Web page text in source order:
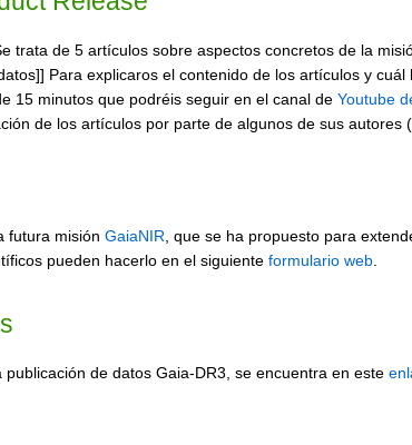
trata de 5 artículos sobre aspectos concretos de la
Para explicaros el contenido de los artículos y
15 minutos que podréis seguir en el canal de Youtube
de los artículos por parte de algunos de sus autores
futura misión GaiaNIR , que se ha propuesto para
pueden hacerlo en el siguiente formulario web
de datos Gaia-DR3, se encuentra en este